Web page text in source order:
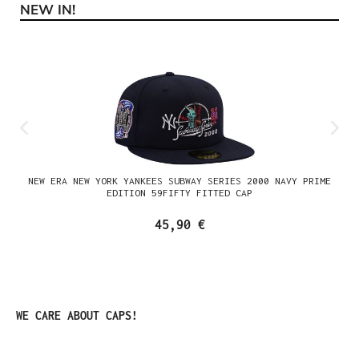
Produktgalerie überspringen
NEW IN!
NEW ERA NEW YORK YANKEES SUBWAY SERIES 2000 NAVY PRIME
EDITION 59FIFTY FITTED CAP
45,90 €
Produktgalerie überspringen
WE CARE ABOUT CAPS!